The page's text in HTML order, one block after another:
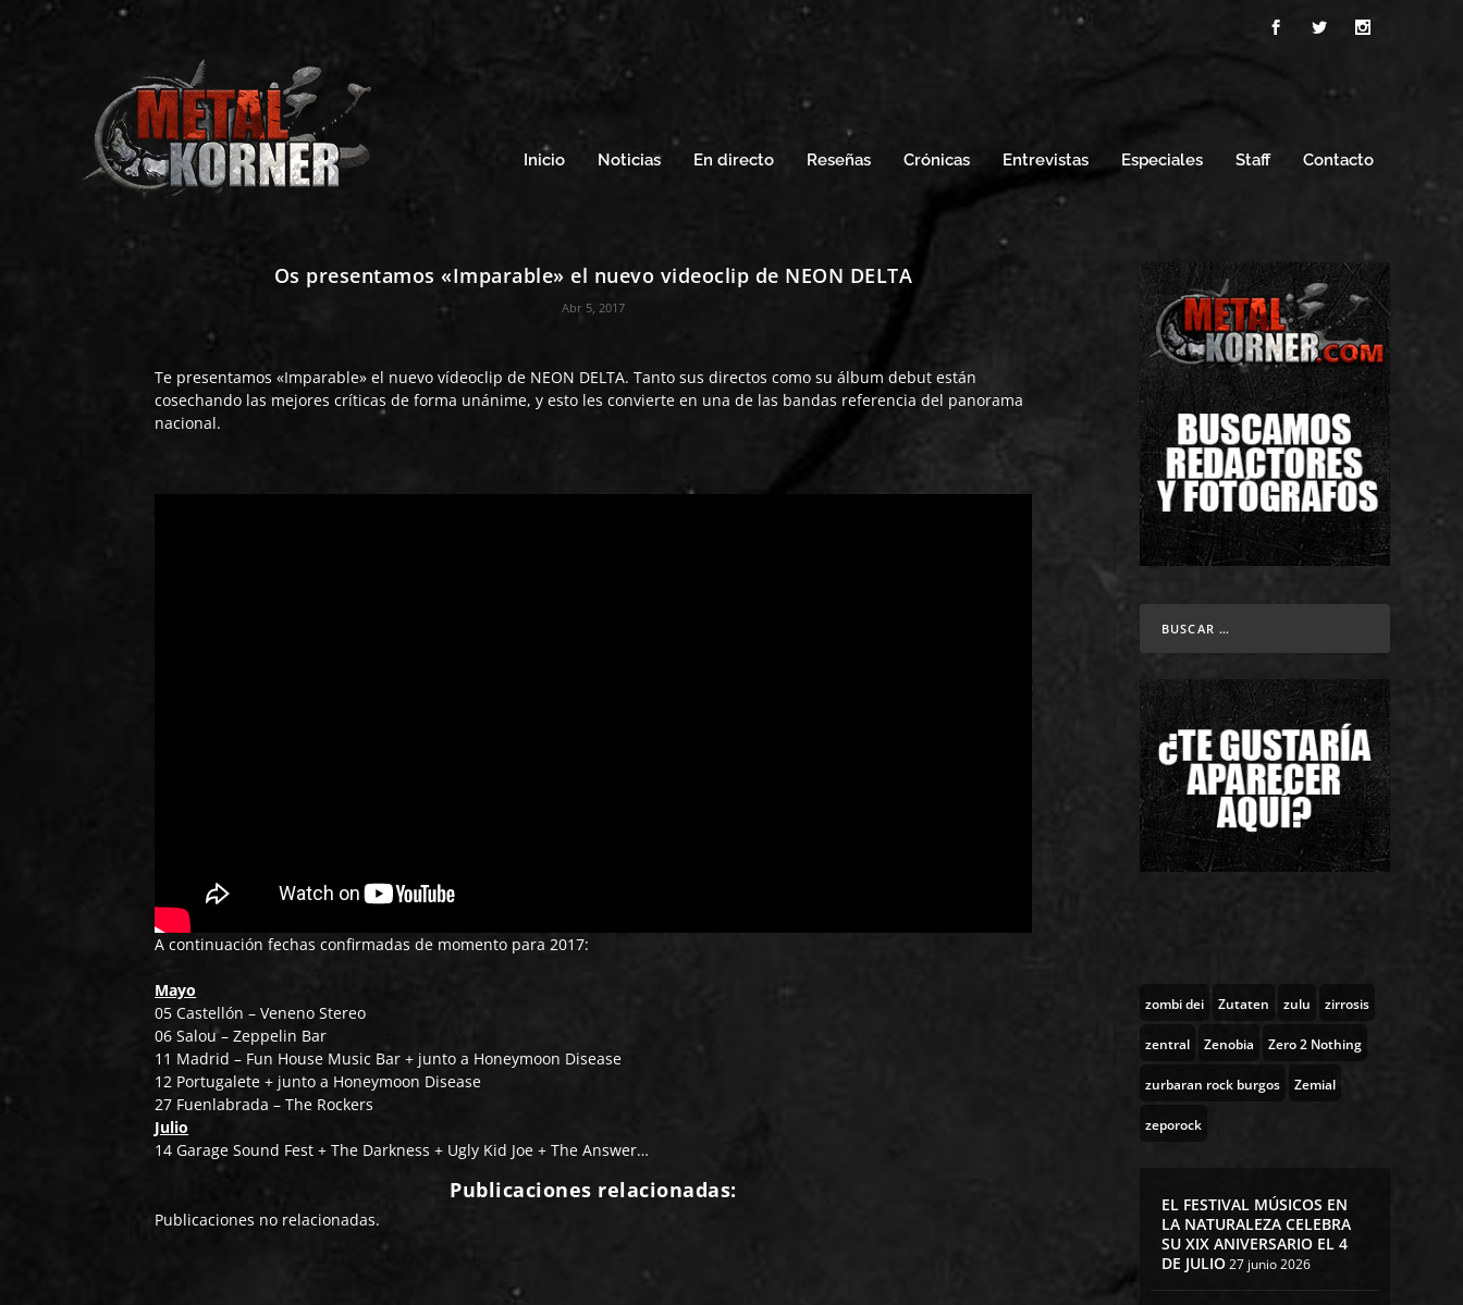
Inicio Noticias En directo Reseñas Crónicas Entrevistas Especiales Staff Contacto
Os presentamos «Imparable» el nuevo videoclip de NEON DELTA
Abr 5, 2017
Te presentamos «Imparable» el nuevo vídeoclip de NEON DELTA. Tanto sus directos como su álbum debut están
cosechando las mejores críticas de forma unánime, y esto les convierte en una de las bandas referencia del panorama
nacional.
A continuación fechas confirmadas de momento para 2017:
Mayo
05 Castellón – Veneno Stereo
06 Salou – Zeppelin Bar
11 Madrid – Fun House Music Bar + junto a Honeymoon Disease
12 Portugalete + junto a Honeymoon Disease
27 Fuenlabrada – The Rockers
Julio
14 Garage Sound Fest + The Darkness + Ugly Kid Joe + The Answer…
Publicaciones relacionadas:
Publicaciones no relacionadas.
zombi dei Zutaten zulu zirrosis
zentral Zenobia Zero 2 Nothing
zurbaran rock burgos Zemial
zeporock
EL FESTIVAL MÚSICOS EN
LA NATURALEZA CELEBRA
SU XIX ANIVERSARIO EL 4
DE JULIO27 junio 2026